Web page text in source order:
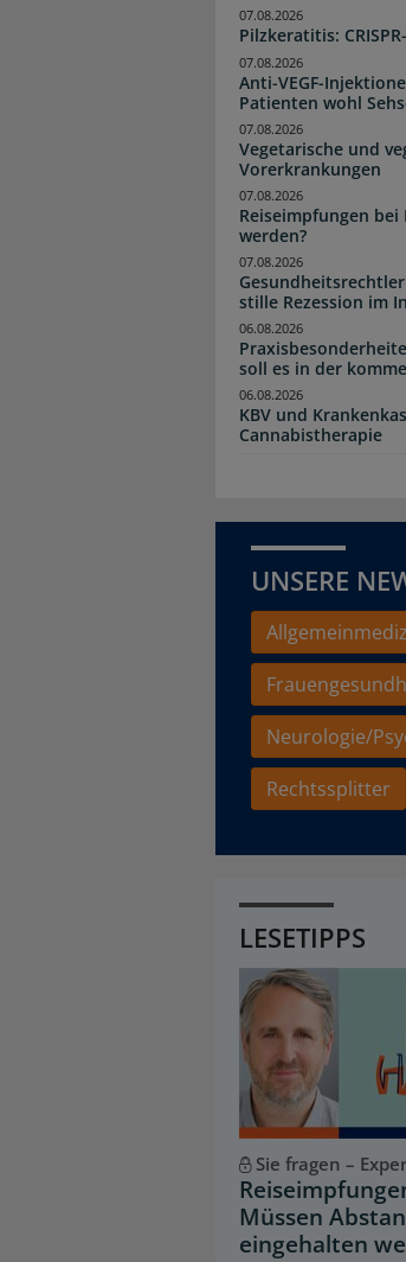
Pilzkeratitis:
07.08.2026
Anti-VEGF-
Patienten wohl
07.08.2026
Vegetarische und
Vorerkrankungen
07.08.2026
Reiseimpfungen
werden?
07.08.2026
stille Rezession im
07.08.2026
soll es in der
06.08.2026
KBV und
Cannabistherapie
06.08.2026
UNSERE
Neurologie/
Rechtssplitter
LESETIPPS
Sie fragen –
Müssen
eingehalten